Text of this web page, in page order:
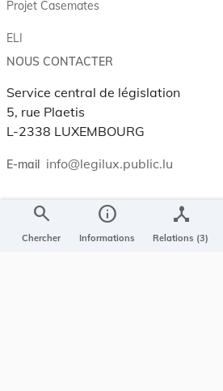
search
Chercher
info
Informations
device_hub
Relations (3)
Projet Casemates
ELI
NOUS CONTACTER
Service central de législation
5, rue Plaetis
L-2338 LUXEMBOURG
E-mail info@legilux.public.lu
My LegiBox , votre espace personnel.
Se connecter